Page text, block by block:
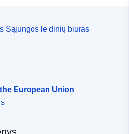
Sąjungos leidinių biuras
European Union